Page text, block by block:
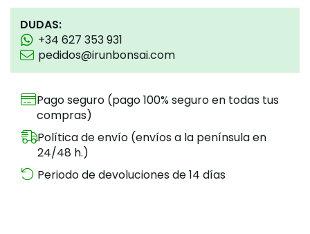
DUDAS:
+34 627 353 931
pedidos@irunbonsai.com
Pago seguro (pago 100% seguro en todas tus
compras)
Política de envío (envíos a la península en
24/48 h.)
Periodo de devoluciones de 14 días